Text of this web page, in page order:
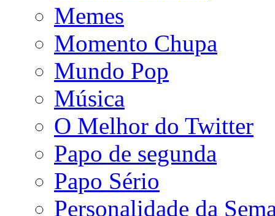
Memes
Momento Chupa
Mundo Pop
Música
O Melhor do Twitter
Papo de segunda
Papo Sério
Personalidade da